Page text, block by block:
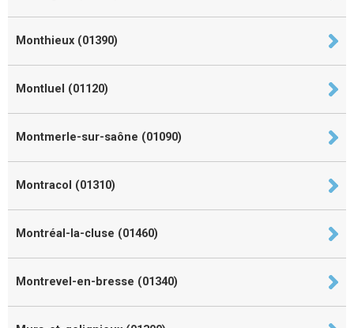
Monthieux (01390)
Montluel (01120)
Montmerle-sur-saône (01090)
Montracol (01310)
Montréal-la-cluse (01460)
Montrevel-en-bresse (01340)